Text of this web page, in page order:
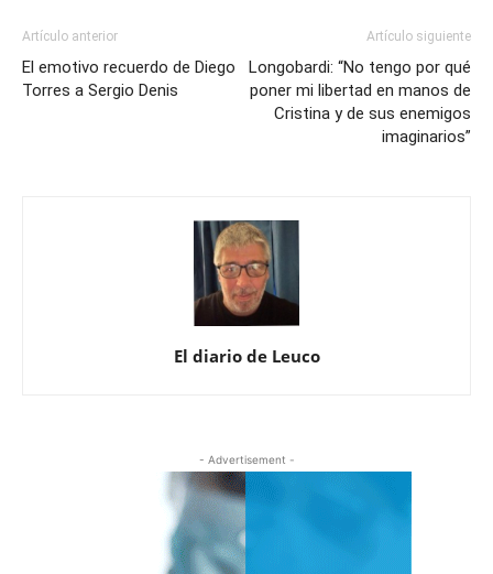
Artículo anterior
El emotivo recuerdo de Diego
Torres a Sergio Denis
Artículo siguiente
Longobardi: “No tengo por qué
poner mi libertad en manos de
Cristina y de sus enemigos
imaginarios”
El diario de Leuco
- Advertisement -